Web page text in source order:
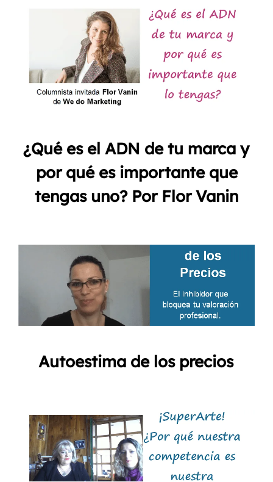
¿Qué es el ADN de tu marca y
por qué es importante que
tengas uno? Por Flor Vanin
Autoestima de los precios